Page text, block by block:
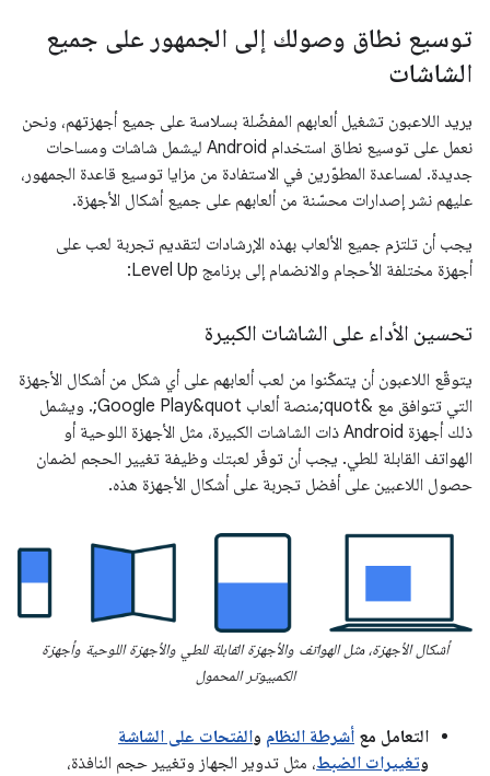
توسيع نطاق وصولك إلى الجمهور على جميع
الشاشات
يريد اللاعبون تشغيل ألعابهم المفضّلة بسلاسة على جميع أجهزتهم، ونحن
نعمل على توسيع نطاق استخدام Android ليشمل شاشات ومساحات
جديدة. لمساعدة المطوّرين في الاستفادة من مزايا توسيع قاعدة الجمهور،
عليهم نشر إصدارات محسّنة من ألعابهم على جميع أشكال الأجهزة.
يجب أن تلتزم جميع الألعاب بهذه الإرشادات لتقديم تجربة لعب على
أجهزة مختلفة الأحجام والانضمام إلى برنامج Level Up:
تحسين الأداء على الشاشات الكبيرة
يتوقّع اللاعبون أن يتمكّنوا من لعب ألعابهم على أي شكل من أشكال الأجهزة
التي تتوافق مع &quot;منصة ألعاب Google Play&quot;. ويشمل
ذلك أجهزة Android ذات الشاشات الكبيرة، مثل الأجهزة اللوحية أو
الهواتف القابلة للطي. يجب أن توفّر لعبتك وظيفة تغيير الحجم لضمان
حصول اللاعبين على أفضل تجربة على أشكال الأجهزة هذه.
أشكال الأجهزة، مثل الهواتف والأجهزة القابلة للطي والأجهزة اللوحية وأجهزة
الكمبيوتر المحمول
التعامل مع أشرطة النظام والفتحات على الشاشة
وتغييرات الضبط، مثل تدوير الجهاز وتغيير حجم النافذة،